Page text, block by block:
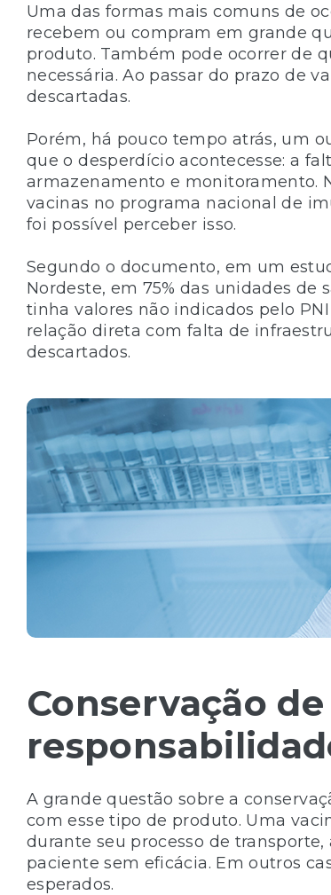
Uma das formas mais comuns de
recebem ou compram em grande
produto. Também pode ocorrer de
necessária. Ao passar do prazo de
descartadas.
Porém, há pouco tempo atrás, um
que o desperdício acontecesse: a
armazenamento e monitoramento.
vacinas no programa nacional de
foi possível perceber isso.
Segundo o documento, em um
Nordeste, em 75% das unidades
tinha valores não indicados pelo
relação direta com falta de
descartados.
Conservação
A grande questão sobre a
com esse tipo de produto. Uma
durante seu processo de
paciente sem eficácia. Em outros
esperados.